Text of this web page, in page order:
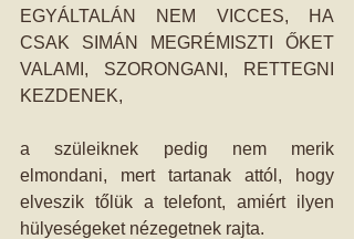
EGYÁLTALÁN NEM VICCES, HA
CSAK SIMÁN MEGRÉMISZTI ŐKET
VALAMI, SZORONGANI, RETTEGNI
KEZDENEK,
a szüleiknek pedig nem merik
elmondani, mert tartanak attól, hogy
elveszik tőlük a telefont, amiért ilyen
hülyeségeket nézegetnek rajta.